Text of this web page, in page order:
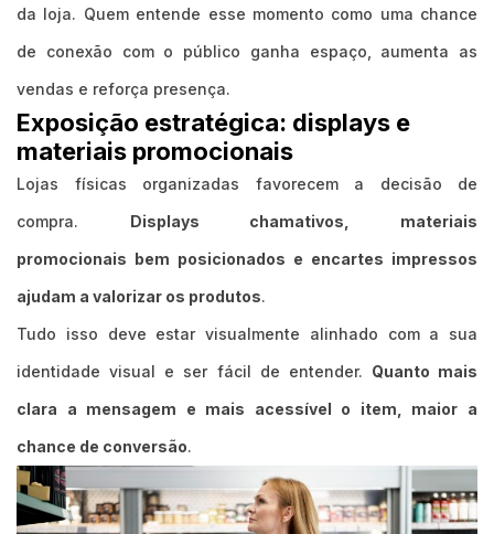
da loja. Quem entende esse momento como uma chance
de conexão com o público ganha espaço, aumenta as
vendas e reforça presença.
Exposição estratégica: displays e
materiais promocionais
Lojas físicas organizadas favorecem a decisão de
compra. Displays chamativos, materiais
promocionais bem posicionados e encartes impressos
ajudam a valorizar os produtos.
Tudo isso deve estar visualmente alinhado com a sua
identidade visual e ser fácil de entender. Quanto mais
clara a mensagem e mais acessível o item, maior a
chance de conversão.